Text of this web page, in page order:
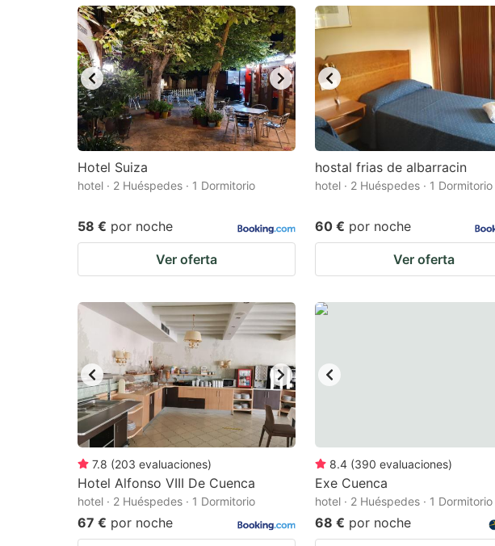
mark
key
to
get
the
keyboard
shortcuts
for
dates.
mark
key
get
the
keyboard
shortcuts
for
dates.
Hotel Suiza
hotel · 2 Huéspedes · 1 Dormitorio
58 € por noche
Ver oferta
hostal frias de albarracin
hotel · 2 Huéspedes · 1 Dormitorio
60 € por noche
Ver oferta
7.8 (203 evaluaciones)
Hotel Alfonso VIII De Cuenca
hotel · 2 Huéspedes · 1 Dormitorio
67 € por noche
8.4 (390 evaluaciones)
Exe Cuenca
hotel · 2 Huéspedes · 1 Dormitorio
68 € por noche